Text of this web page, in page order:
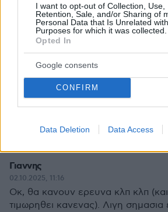
I want to opt-out of Collection, Use,
Retention, Sale, and/or Sharing of
Personal Data that Is Unrelated
Purposes for which it was collected.
Opted In
Google consents
CONFIRM
Data Deletion Data Access
Κ.Ν.
02.10.2025, 13:52
Αν γνωρίζετε κάποιο
τεστ αλλεργίας σε ασθενείς
κάποιο φάρμακο , πείτε το μας
ΑΠΑΝΤΗΣΗ
Γιαννης
02.10.2025, 11:16
Οκ, θα κανουν ερευνα κλπ κλπ
τιμωρηθει κανενας). Λιγη σημασια